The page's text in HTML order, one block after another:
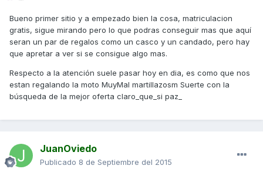
Bueno primer sitio y a empezado bien la cosa, matriculacion
gratis, sigue mirando pero lo que podras conseguir mas que aquí
seran un par de regalos como un casco y un candado, pero hay
que apretar a ver si se consigue algo mas.
Respecto a la atención suele pasar hoy en dia, es como que nos
estan regalando la moto MuyMal martillazosm Suerte con la
búsqueda de la mejor oferta claro_que_si paz_
JuanOviedo
Publicado 8 de Septiembre del 2015